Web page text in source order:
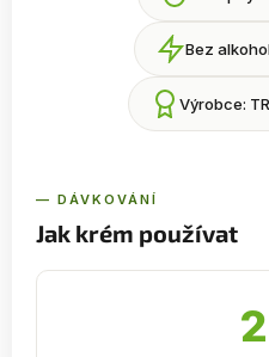
Bez
Výrobce:
— DÁVKOVÁNÍ
Jak krém používat